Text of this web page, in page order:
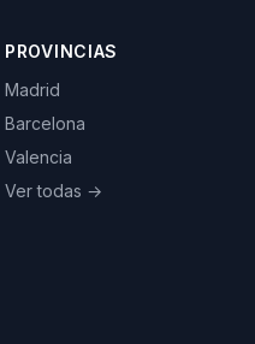
PROVINCIAS
Madrid
Barcelona
Valencia
Ver todas →